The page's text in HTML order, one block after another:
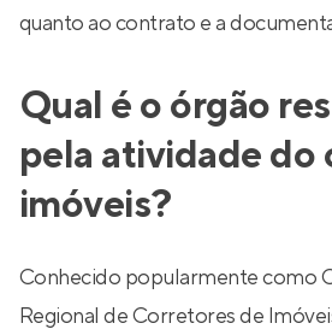
quanto ao contrato e a
Qual é o órgão
pela atividade do
imóveis?
Conhecido popularmente como
Regional de Corretores de